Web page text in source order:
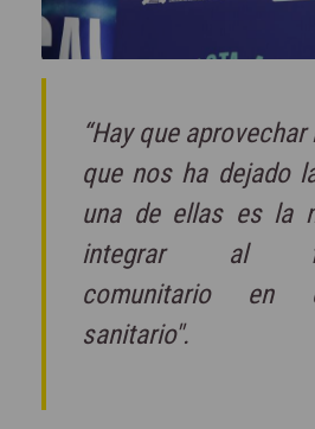
“Hay que
que nos ha dejado
una de ellas es la
integrar al
comunitario en
sanitario".